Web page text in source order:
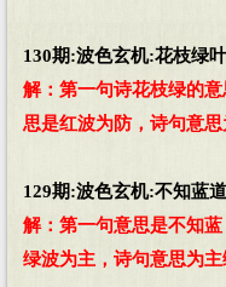
130期:波色玄机:花枝绿
解：第一句诗花枝绿的
思是红波为防，诗句意
129期:波色玄机:不知蓝
解：第一句意思是不知
绿波为主，诗句意思为